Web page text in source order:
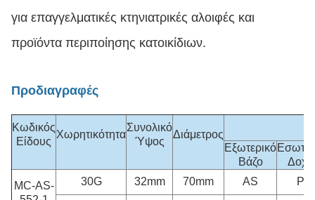
για επαγγελματικές κτηνιατρικές αλοιφές και
προϊόντα περιποίησης κατοικίδιων.
Προδιαγραφές
Κωδικός
Είδους
Χωρητικότητα
Συνολικό
Ύψος
Διάμετρος
Εξωτερικό
Βάζο
MC-AS-
30G 32mm 70mm AS
PP